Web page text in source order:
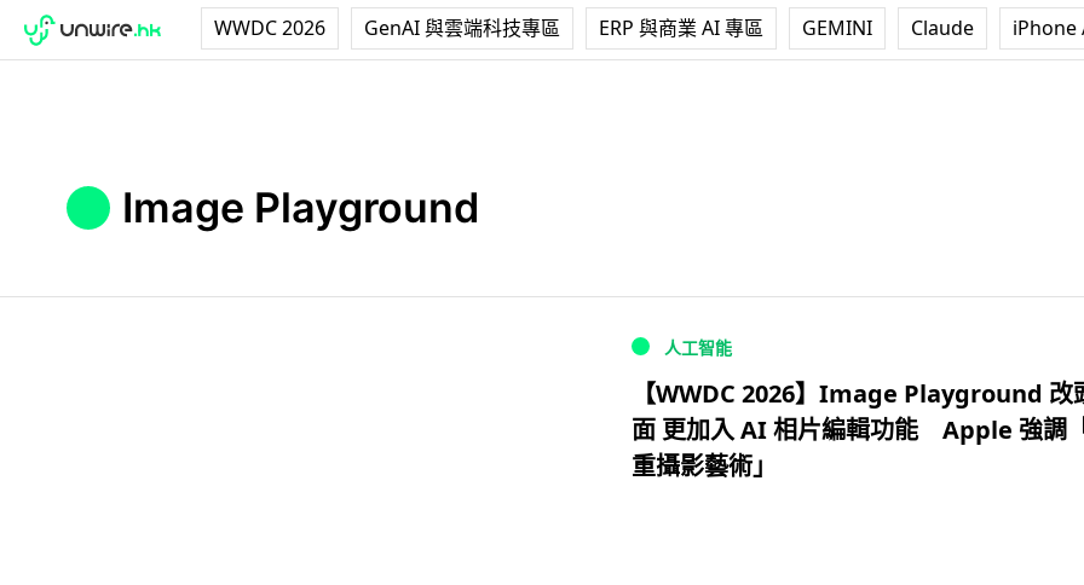
WWDC 2026 GenAI 與雲端科技專區 ERP 與商業 AI 專區 GEMINI Claude iPhone
Image Playground
人工智能
【WWDC 2026】Image Playground 改
面 更加入 AI 相片編輯功能 Apple 強調
重攝影藝術」